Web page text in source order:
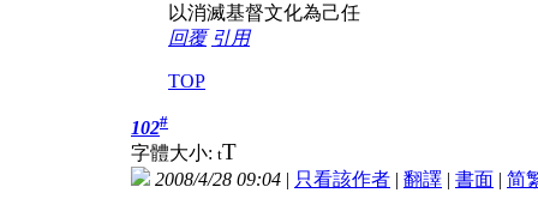
以消滅基督文化為己任
回覆 引用
TOP
102#
字體大小: tT
2008/4/28 09:04 | 只看該作者 | 翻譯 | 書面 | 简